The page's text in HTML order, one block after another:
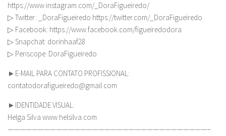
https://www.instagram.com/_DoraFigueiredo/
▷ Twitter: _DoraFigueiredo https://twitter.com/_DoraFigueiredo
▷ Facebook: https://www.facebook.com/figueiredodora
▷ Snapchat: dorinhaaf28
▷ Periscope: DoraFigueiredo
►E-MAIL PARA CONTATO PROFISSIONAL:
contatodorafigueiredo@gmail.com
►IDENTIDADE VISUAL:
Helga Silva www.helsilva.com
—————————————————————————————————–